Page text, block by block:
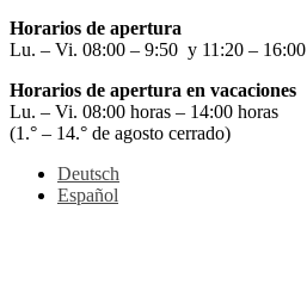
Horarios de apertura
Lu. – Vi. 08:00 – 9:50 y 11:20 – 16:00
Horarios de apertura en vacaciones
Lu. – Vi. 08:00 horas – 14:00 horas
(1.° – 14.° de agosto cerrado)
Deutsch
Español